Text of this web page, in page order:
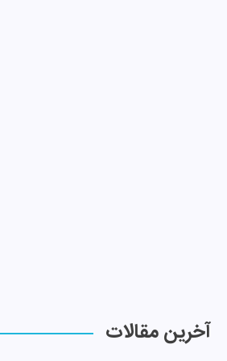
آخرین مقالات